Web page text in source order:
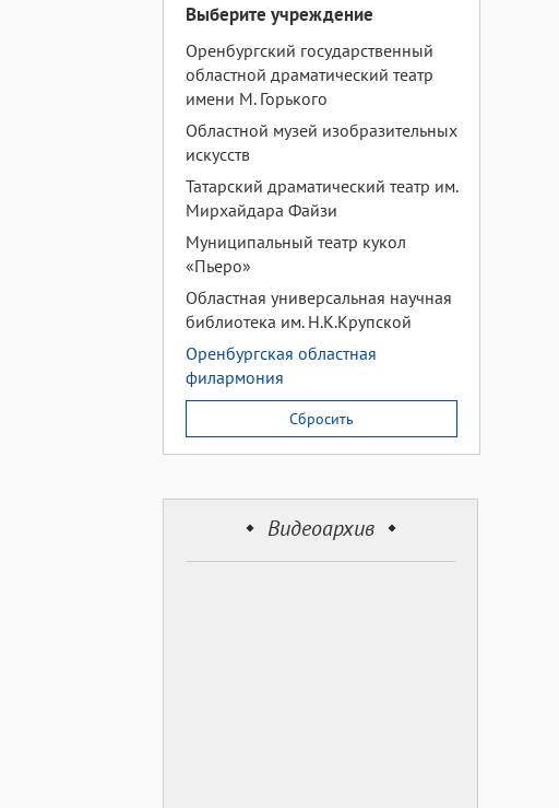
Выберите учреждение
Оренбургский государственный
областной драматический театр
имени М. Горького
Областной музей изобразительных
искусств
Татарский драматический театр им.
Мирхайдара Файзи
Муниципальный театр кукол
«Пьеро»
Областная универсальная научная
библиотека им. Н.К.Крупской
Оренбургская областная
филармония
Сбросить
Видеоархив